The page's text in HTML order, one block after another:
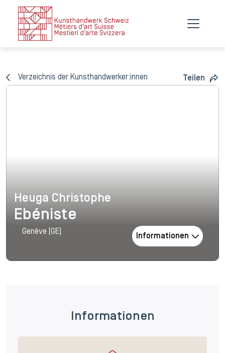
Verzeichnis der Kunsthandwerker:innen Teilen
Heuga Christophe
Heuga Christophe
Ebéniste
Genève (GE)
Informationen
Informationen